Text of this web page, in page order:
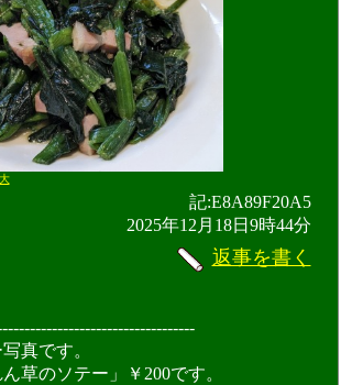
記:E8A89F20A5
2025年12月18日9時44分
返事を書く
真です。
ん草のソテー」￥200です。